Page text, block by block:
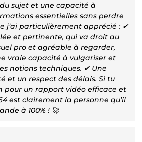
sujet et une capacité à
essentielles sans perdre
j’ai particulièrement apprécié : ✔
et pertinente, qui va droit au
pro et agréable à regarder,
vraie capacité à vulgariser et
notions techniques. ✔ Une
et un respect des délais. Si tu
pour un rapport vidéo efficace et
est clairement la personne qu’il
à 100% ! 🚀